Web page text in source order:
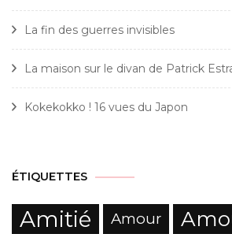
La fin des guerres invisibles
La maison sur le divan de Patrick
Kokekokko ! 16 vues du Japon
ÉTIQUETTES
Amitié Amour